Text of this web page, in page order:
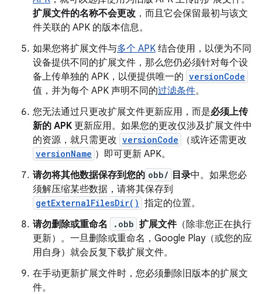
扩展文件的名称不会更改 ，而且它会保留最初与该文
件关联的 APK 的版本信息。
如果您将扩展文件与多个 APK 结合使用，以便为不同
设备提供不同的扩展文件，那么您仍必须针对每个设
备上传单独的 APK，以便提供唯一的 versionCode
值，并为每个 APK 声明不同的过滤条件。
您无法通过只更改扩展文件更新应用，而是必须上传
新的 APK 更新应用。如果您的更改仅涉及扩展文件中
的资源，就只需更改 versionCode （或许还需更改
versionName ）即可更新 APK。
请勿将其他数据保存到您的 obb/ 目录中。如果您必
须解压缩某些数据，请将其保存到
getExternalFilesDir() 指定的位置。
请勿删除或重命名
.obb 扩展文件（除非您正在执行
更新）。一旦删除或重命名，Google Play（或您的应
用自身）就会反复下载扩展文件。
在手动更新扩展文件时，您必须删除旧版本的扩展文
件。